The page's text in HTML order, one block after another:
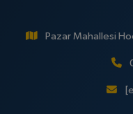
Pazar Mahallesi